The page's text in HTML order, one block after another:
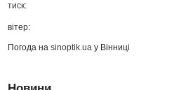
тиск:
вітер:
Погода наsinoptik.ua у Вінниці